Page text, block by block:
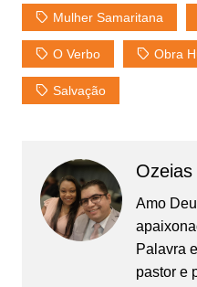
Mulher Samaritana
O Verbo Obra
Salvação
Ozeias
Amo
Palavra
pastor e